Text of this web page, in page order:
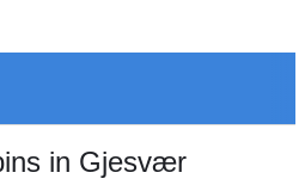
in Gjesvær